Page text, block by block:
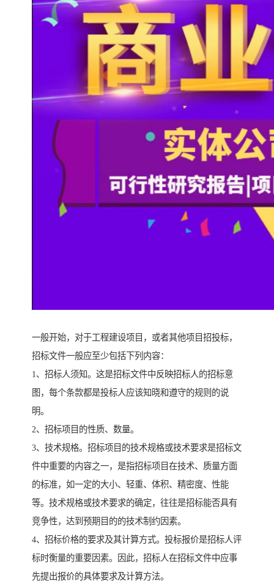
一般开始，对于工程建设项目，或者其他项目招投标，
招标文件一般应至少包括下列内容：
1、招标人须知。这是招标文件中反映招标人的招标意
图，每个条款都是投标人应该知晓和遵守的规则的说
明。
2、招标项目的性质、数量。
3、技术规格。招标项目的技术规格或技术要求是招标文
件中重要的内容之一，是指招标项目在技术、质量方面
的标准，如一定的大小、轻重、体积、精密度、性能
等。技术规格或技术要求的确定，往往是招标能否具有
竞争性，达到预期目的的技术制约因素。
4、招标价格的要求及其计算方式。投标报价是招标人评
标时衡量的重要因素。因此，招标人在招标文件中应事
先提出报价的具体要求及计算方法。